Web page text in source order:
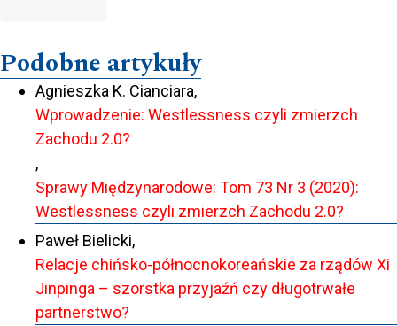
Podobne artykuły
Agnieszka K. Cianciara,
Wprowadzenie: Westlessness czyli zmierzch
Zachodu 2.0?
,
Sprawy Międzynarodowe: Tom 73 Nr 3 (2020):
Westlessness czyli zmierzch Zachodu 2.0?
Paweł Bielicki,
Relacje chińsko-północnokoreańskie za rządów Xi
Jinpinga – szorstka przyjaźń czy długotrwałe
partnerstwo?